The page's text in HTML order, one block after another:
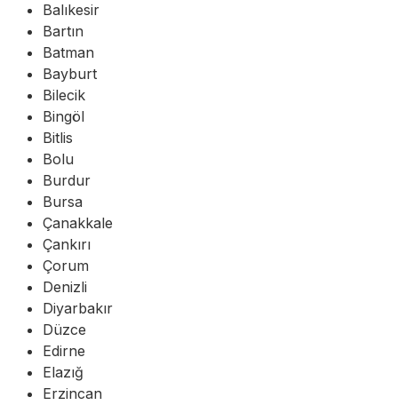
Balıkesir
Bartın
Batman
Bayburt
Bilecik
Bingöl
Bitlis
Bolu
Burdur
Bursa
Çanakkale
Çankırı
Çorum
Denizli
Diyarbakır
Düzce
Edirne
Elazığ
Erzincan